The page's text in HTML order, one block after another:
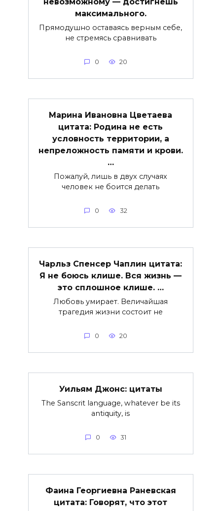
максимального.
Прямодушно оставаясь верным себе,
не стремясь сравнивать
0 20
Марина Ивановна Цветаева
цитата: Родина не есть
условность территории, а
непреложность памяти и крови.
…
Пожалуй, лишь в двух случаях
человек не боится делать
0 32
Чарльз Спенсер Чаплин цитата:
Я не боюсь клише. Вся жизнь —
это сплошное клише. …
Любовь умирает. Величайшая
трагедия жизни состоит не
0 20
Уильям Джонс: цитаты
The Sanscrit language, whatever be its
antiquity, is
0 31
Фаина Георгиевна Раневская
цитата: Говорят, что этот